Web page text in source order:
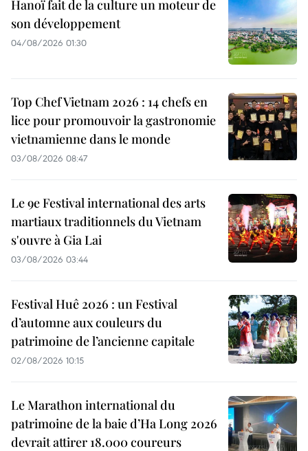
Hanoï fait de la culture un moteur de
son développement
04/08/2026 01:30
Top Chef Vietnam 2026 : 14 chefs en
lice pour promouvoir la gastronomie
vietnamienne dans le monde
03/08/2026 08:47
Le 9e Festival international des arts
martiaux traditionnels du Vietnam
s'ouvre à Gia Lai
03/08/2026 03:44
Festival Huê 2026 : un Festival
d’automne aux couleurs du
patrimoine de l’ancienne capitale
02/08/2026 10:15
Le Marathon international du
patrimoine de la baie d’Ha Long 2026
devrait attirer 18.000 coureurs